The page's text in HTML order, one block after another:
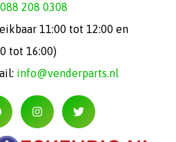
088 208 0308
11:00 tot 12:00 en
tot 16:00)
info@venderparts.nl